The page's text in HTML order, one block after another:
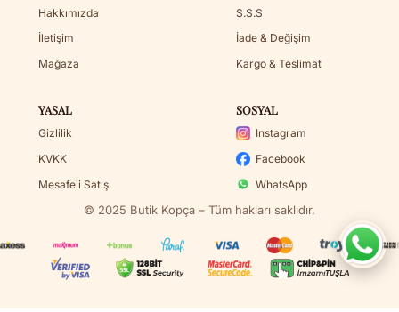
Hakkımızda
İletişim
Mağaza
S.S.S
İade & Değişim
Kargo & Teslimat
YASAL
Gizlilik
KVKK
Mesafeli Satış
SOSYAL
Instagram
Facebook
WhatsApp
© 2025 Butik Kopça – Tüm hakları saklıdır.